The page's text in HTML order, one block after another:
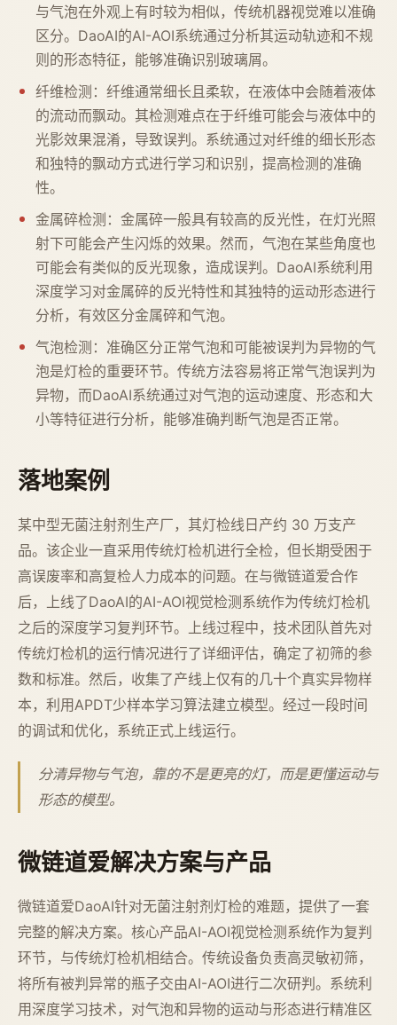
与气泡在外观上有时较为相似，传统机器视觉难以准确
区分。DaoAI的AI-AOI系统通过分析其运动轨迹和不规
则的形态特征，能够准确识别玻璃屑。
纤维检测：纤维通常细长且柔软，在液体中会随着液体
的流动而飘动。其检测难点在于纤维可能会与液体中的
光影效果混淆，导致误判。系统通过对纤维的细长形态
和独特的飘动方式进行学习和识别，提高检测的准确
性。
金属碎检测：金属碎一般具有较高的反光性，在灯光照
射下可能会产生闪烁的效果。然而，气泡在某些角度也
可能会有类似的反光现象，造成误判。DaoAI系统利用
深度学习对金属碎的反光特性和其独特的运动形态进行
分析，有效区分金属碎和气泡。
气泡检测：准确区分正常气泡和可能被误判为异物的气
泡是灯检的重要环节。传统方法容易将正常气泡误判为
异物，而DaoAI系统通过对气泡的运动速度、形态和大
小等特征进行分析，能够准确判断气泡是否正常。
落地案例
某中型无菌注射剂生产厂，其灯检线日产约 30 万支产
品。该企业一直采用传统灯检机进行全检，但长期受困于
高误废率和高复检人力成本的问题。在与微链道爱合作
后，上线了DaoAI的AI-AOI视觉检测系统作为传统灯检机
之后的深度学习复判环节。上线过程中，技术团队首先对
传统灯检机的运行情况进行了详细评估，确定了初筛的参
数和标准。然后，收集了产线上仅有的几十个真实异物样
本，利用APDT少样本学习算法建立模型。经过一段时间
的调试和优化，系统正式上线运行。
分清异物与气泡，靠的不是更亮的灯，而是更懂运动与
形态的模型。
微链道爱解决方案与产品
微链道爱DaoAI针对无菌注射剂灯检的难题，提供了一套
完整的解决方案。核心产品AI-AOI视觉检测系统作为复判
环节，与传统灯检机相结合。传统设备负责高灵敏初筛，
将所有被判异常的瓶子交由AI-AOI进行二次研判。系统利
用深度学习技术，对气泡和异物的运动与形态进行精准区